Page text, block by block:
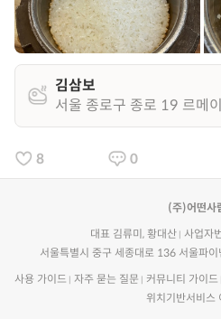
김삼보
서울 종로구 종로 19 르메
8 0
(주)어떤사
대표 김류미, 황대산
사업자
서울특별시 중구 세종대로 136 서울파
사용 가이드 자주 묻는 질문 커뮤니티 가이드
위치기반서비스